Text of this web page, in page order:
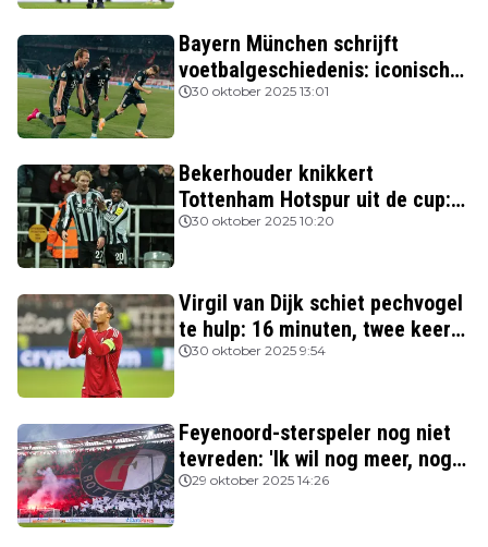
Bayern München schrijft
voetbalgeschiedenis: iconische
Nederlanders verslagen
30 oktober 2025 13:01
Bekerhouder knikkert
Tottenham Hotspur uit de cup:
drie van de vier topclubs nog in
30 oktober 2025 10:20
Virgil van Dijk schiet pechvogel
te hulp: 16 minuten, twee keer
rood
30 oktober 2025 9:54
Feyenoord-sterspeler nog niet
tevreden: 'Ik wil nog meer, nog
beter spelen'
29 oktober 2025 14:26